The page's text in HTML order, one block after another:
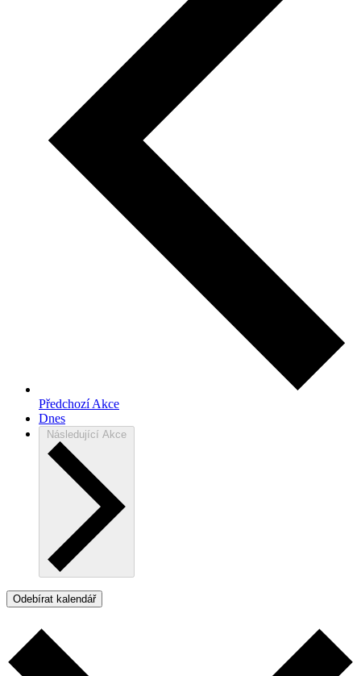
PředchozíAkce
Dnes
Následující Akce
Odebírat kalendář